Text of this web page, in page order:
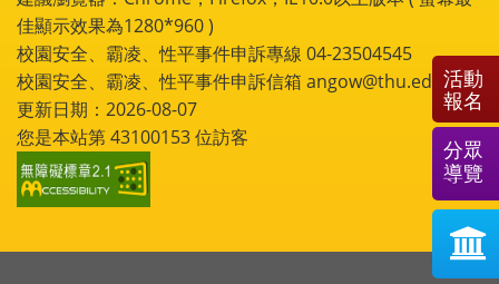
佳顯示效果為1280*960 )
校園安全、霸凌、性平事件申訴專線 04-23504545
校園安全、霸凌、性平事件申訴信箱 angow@thu.edu.tw
更新日期：2026-08-07
您是本站第43100153位訪客
活動
報名
分眾
導覽